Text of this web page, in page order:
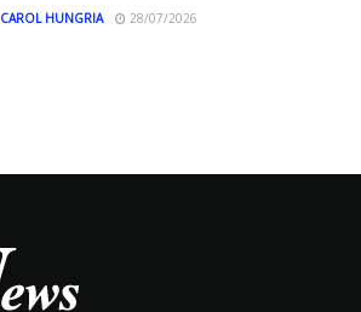
CAROL HUNGRIA 28/07/2026